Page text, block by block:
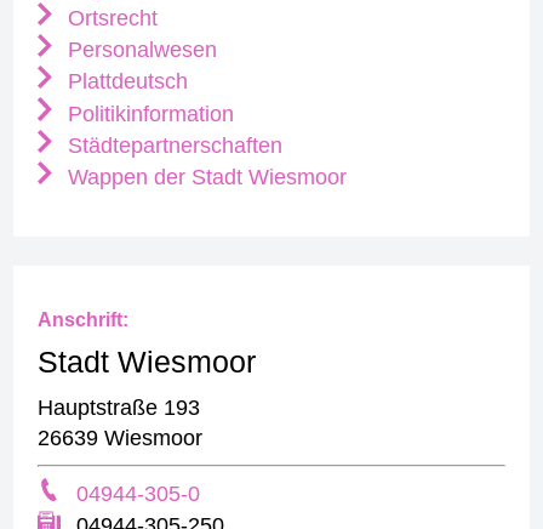
Ortsrecht
Personalwesen
Plattdeutsch
Politikinformation
Städtepartnerschaften
Wappen der Stadt Wiesmoor
Anschrift:
Stadt Wiesmoor
Hauptstraße 193
26639 Wiesmoor
04944-305-0